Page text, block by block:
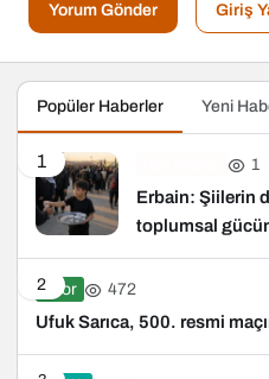
Yorum Gönder Giriş
Popüler Haberler Yeni
1 1
Erbain: Şiilerin
toplumsal
2Spor 472
Ufuk Sarıca, 500. resmi